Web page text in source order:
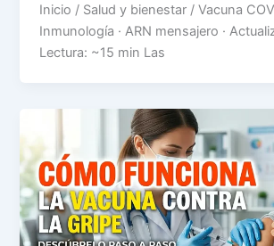
Inicio / Salud y bienestar / Vacuna
Inmunología · ARN mensajero ·
Lectura: ~15 min Las